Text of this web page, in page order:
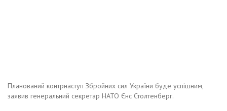
Планований контрнаступ Збройних сил України буде успішним,
заявив генеральний секретар НАТО Єнс Столтенберг.